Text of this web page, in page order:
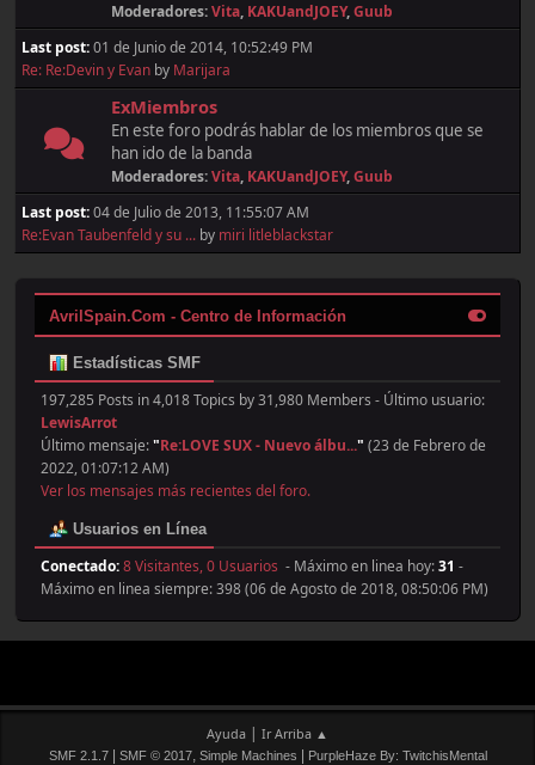
Moderadores:Vita, KAKUandJOEY,Guub
Last post:01 de Junio de 2014, 10:52:49 PM
Re: Re:Devin y Evan by Marijara
ExMiembros
En este foro podrás hablar de los miembros que se
han ido de la banda
Moderadores:Vita, KAKUandJOEY,Guub
Last post:04 de Julio de 2013, 11:55:07 AM
Re:Evan Taubenfeld y su ... by miri litleblackstar
AvrilSpain.Com - Centro de Información
Estadísticas SMF
197,285 Posts in 4,018 Topics by 31,980 Members - Último usuario:
LewisArrot
Último mensaje:"Re:LOVE SUX - Nuevo álbu..." (23 de Febrero de
2022, 01:07:12 AM)
Ver los mensajes más recientes del foro.
Usuarios en Línea
Conectado:8 Visitantes, 0 Usuarios - Máximo en linea hoy:31 -
Máximo en linea siempre: 398 (06 de Agosto de 2018, 08:50:06 PM)
Ayuda | Ir Arriba ▲
SMF 2.1.7| SMF © 2017, Simple Machines PurpleHaze By: TwitchisMental